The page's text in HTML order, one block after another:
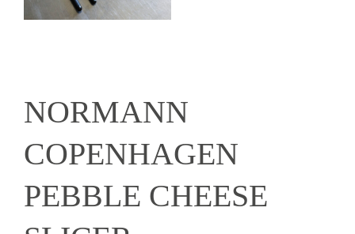
NORMANN
COPENHAGEN
PEBBLE CHEESE